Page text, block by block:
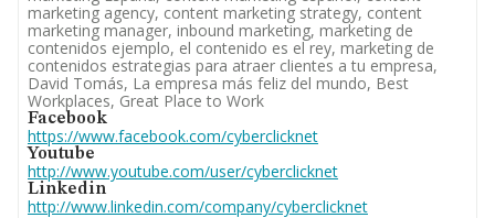
marketing agency, content marketing strategy, content
marketing manager, inbound marketing, marketing de
contenidos ejemplo, el contenido es el rey, marketing de
contenidos estrategias para atraer clientes a tu empresa,
David Tomás, La empresa más feliz del mundo, Best
Workplaces, Great Place to Work
Facebook
https://www.facebook.com/cyberclicknet
Youtube
http://www.youtube.com/user/cyberclicknet
Linkedin
http://www.linkedin.com/company/cyberclicknet